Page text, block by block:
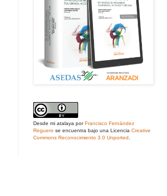
Desde mi atalaya porFrancisco Fernández
Reguero se encuentra bajo una Licencia Creative
Commons Reconocimiento 3.0 Unported